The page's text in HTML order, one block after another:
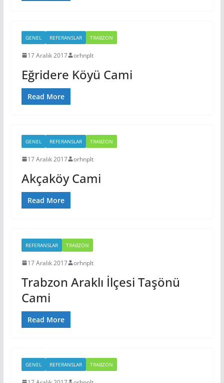
GENEL REFERANSLAR TRABZON
17 Aralık 2017 orhnplt
Eğridere Köyü Cami
Read More
GENEL REFERANSLAR TRABZON
17 Aralık 2017 orhnplt
Akçaköy Cami
Read More
REFERANSLAR TRABZON
17 Aralık 2017 orhnplt
Trabzon Araklı İlçesi Taşönü
Cami
Read More
GENEL REFERANSLAR TRABZON